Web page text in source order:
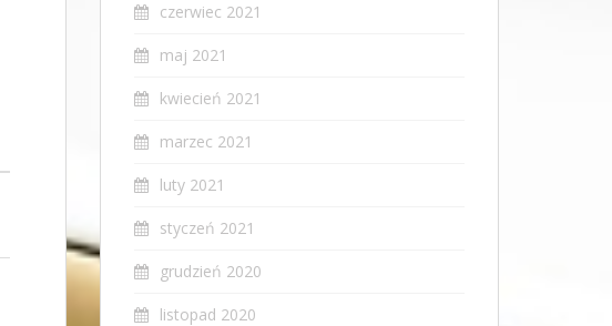
czerwiec 2021
maj 2021
kwiecień 2021
marzec 2021
luty 2021
styczeń 2021
grudzień 2020
listopad 2020